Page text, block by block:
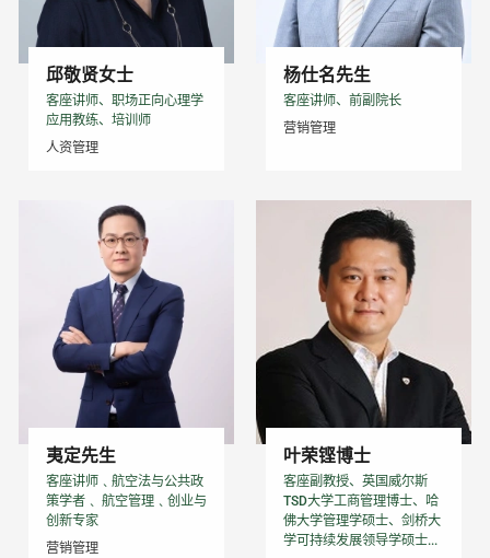
邱敬贤女士
客座讲师、职场正向⼼理学
应⽤教练、培训师
人资管理
杨仕名先生
客座讲师、前副院长
营销管理
夷定先生
客座讲师﹑航空法与公共政
策学者﹑ 航空管理﹑创业与
创新专家
营销管理
叶荣铿博士
客座副教授、英国威尔斯
TSD大学工商管理博士、哈
佛大学管理学硕士、剑桥大
学可持续发展领导学硕士...